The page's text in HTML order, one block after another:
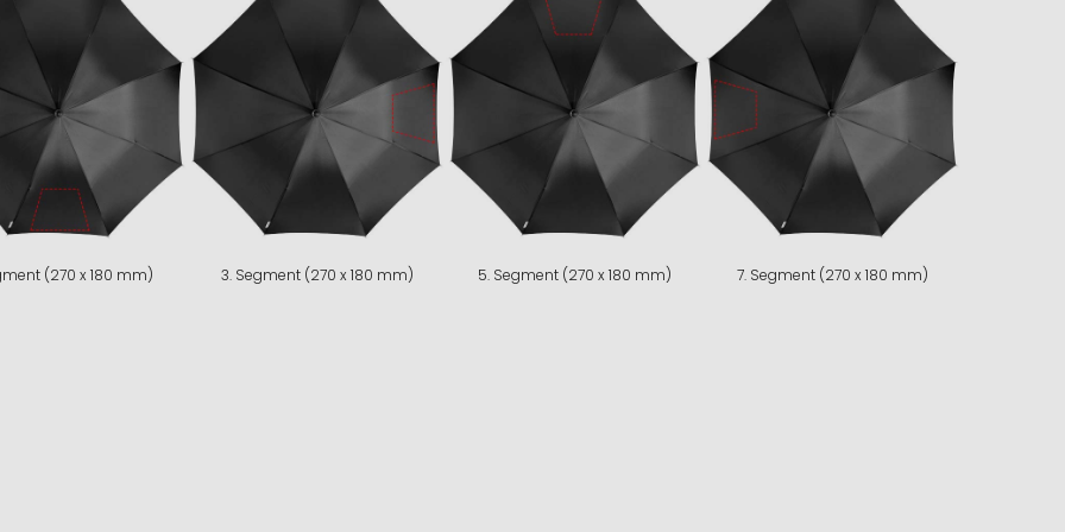
(270 x 180 mm) 3. Segment (270 x 180 mm) 5. Segment (270 x 180 mm) 7. Segment (270 x 180 mm)